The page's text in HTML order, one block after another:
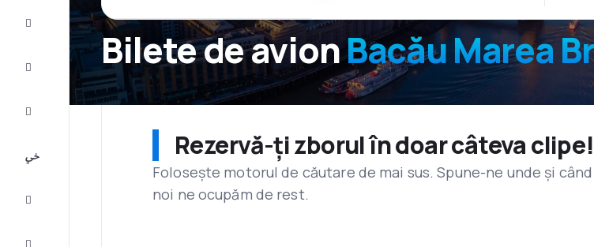
Bilete de avionBacău Marea
Rezervă-ți zborul în doar câteva clipe!
Folosește motorul de căutare de mai sus. Spune-ne unde și
noi ne ocupăm de rest.